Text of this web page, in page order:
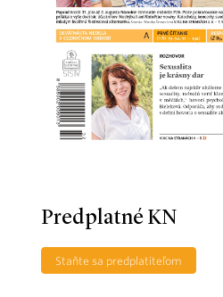
Predplatné KN
Staňte sa predplatiteľom